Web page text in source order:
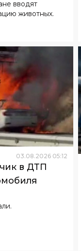
03. .2026 12
в ДТП